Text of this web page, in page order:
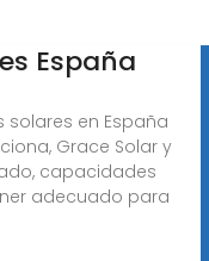
España
en España
Grace Solar y
capacidades
adecuado para